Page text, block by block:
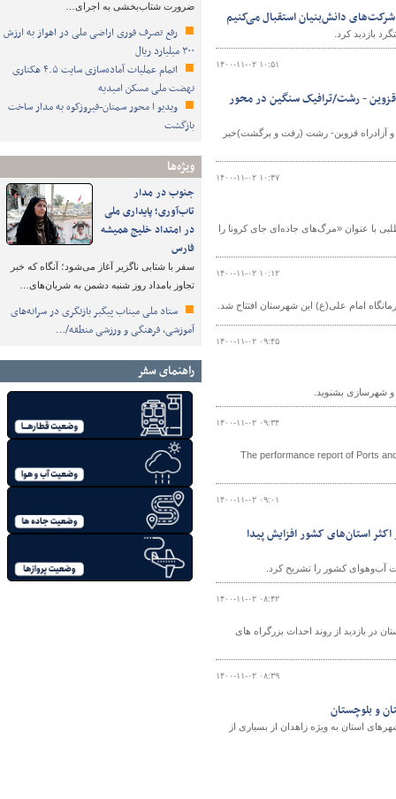
ضرورت شتاب‌بخشی به اجرای…
رفع تصرف فوری اراضی ملی در اهواز به ارزش
۳۰۰ میلیارد ریال
اتمام عملیات آماده‌سازی سایت ۴.۵ هکتاری
نهضت ملی مسکن امیدیه
ویدیو ا محور سمنان-فیروزکوه به مدار ساخت
بازگشت
ویژه‌ها
جنوب در مدار
تاب‌آوری؛ پایداری ملی
در امتداد خلیج همیشه
فارس
سفر با شتابی ناگزیر آغاز می‌شود؛ آنگاه که خبر
تجاوز بامداد روز شنبه دشمن به شریان‌های…
ستاد ملی میناب پیگیر بازنگری در سرانه‌های
آموزشی، فرهنگی و ورزشی منطقه/…
راهنمای سفر
دانش‌بنیان استقبال می‌کنیم
بازدید کرد.
۱۴۰۰-۱۱-۰۲ ۱۰:۵۱
قزوین - رشت/ترافیک سنگین در محور
و آزادراه قزوین- رشت (رفت و برگشت)خبر
۱۴۰۰-۱۱-۰۲ ۱۰:۴۷
با عنوان «مرگ‌های جاده‌ای جای کرونا را
۱۴۰۰-۱۱-۰۲ ۱۰:۱۲
امام علی(ع) این شهرستان افتتاح شد.
۱۴۰۰-۱۱-۰۲ ۰۹:۴۵
و شهرسازی بشنوید.
۱۴۰۰-۱۱-۰۲ ۰۹:۳۴
The performance report of Ports
۱۴۰۰-۱۱-۰۲ ۰۹:۰۱
استان‌های کشور افزایش پیدا
آب‌و‌هوای کشور را تشریح کرد.
۱۴۰۰-۱۱-۰۲ ۰۸:۴۲
در بازدید از روند احداث بزرگراه های
۱۴۰۰-۱۱-۰۲ ۰۸:۳۹
و بلوچستان
استان به ویژه زاهدان از بسیاری از